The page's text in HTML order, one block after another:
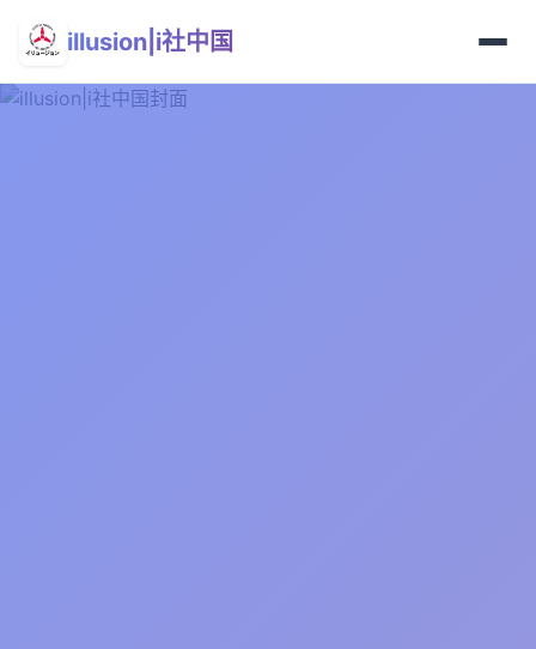
illusion|i社中国